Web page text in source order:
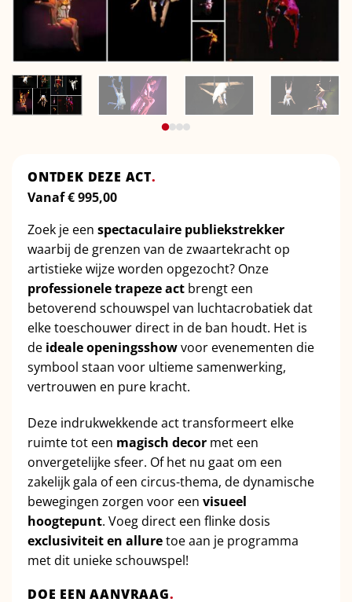
ONTDEK DEZE ACT.
Vanaf€995,00
Zoek je een spectaculaire publiekstrekker
waarbij de grenzen van de zwaartekracht op
artistieke wijze worden opgezocht? Onze
professionele trapeze act brengt een
betoverend schouwspel van luchtacrobatiek dat
elke toeschouwer direct in de ban houdt. Het is
de ideale openingsshowvoor evenementen die
symbool staan voor ultieme samenwerking,
vertrouwen en pure kracht.
Deze indrukwekkende act transformeert elke
ruimte tot een magisch decor met een
onvergetelijke sfeer. Of het nu gaat om een
zakelijk gala of een circus-thema, de dynamische
bewegingen zorgen voor een visueel
hoogtepunt. Voeg direct een flinke dosis
exclusiviteit en alluretoe aan je programma
met dit unieke schouwspel!
DOE EEN AANVRAAG.